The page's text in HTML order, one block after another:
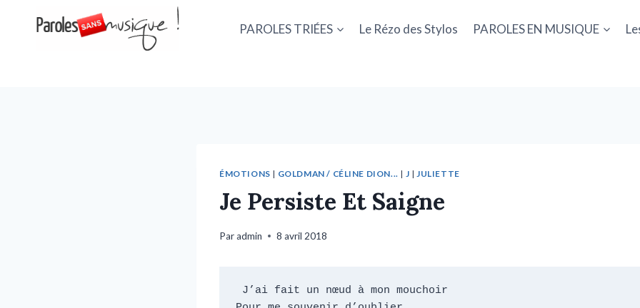
PAROLES TRIÉES Le Rézo des Stylos PAROLES EN MUSIQUE
ÉMOTIONS | GOLDMAN / CÉLINE DION... | J |JULIETTE
Je Persiste Et Saigne
Paradmin 8 avril 2018